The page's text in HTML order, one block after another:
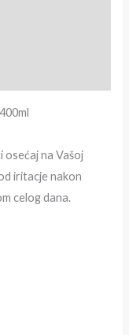
osećaj na Vašoj
iritacje nakon
celog dana.